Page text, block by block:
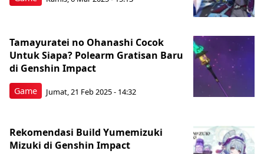
Game
Tamayuratei no Ohanashi Cocok
Untuk Siapa? Polearm Gratisan Baru
di Genshin Impact
Jumat, 21 Feb 2025 - 14:32
Rekomendasi Build Yumemizuki
Mizuki di Genshin Impact